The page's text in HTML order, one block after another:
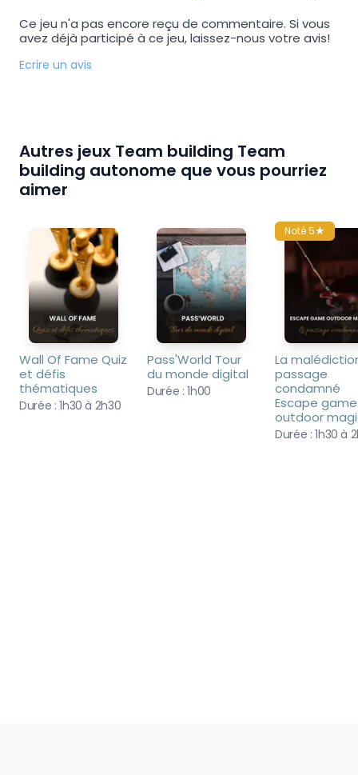
Ce jeu n'a pas encore reçu de commentaire. Si vous
avez déjà participé à ce jeu, laissez-nous votre avis!
Ecrire un avis
Autres jeux Team building Team
building autonome que vous pourriez
aimer
Wall Of Fame Quiz
et défis
thématiques
Durée :1h30 à 2h30
Pass'World Tour
du monde digital
Durée :1h00
Noté 5★
La
passage
condamné
Escape game
outdoor
Durée :1h30 à